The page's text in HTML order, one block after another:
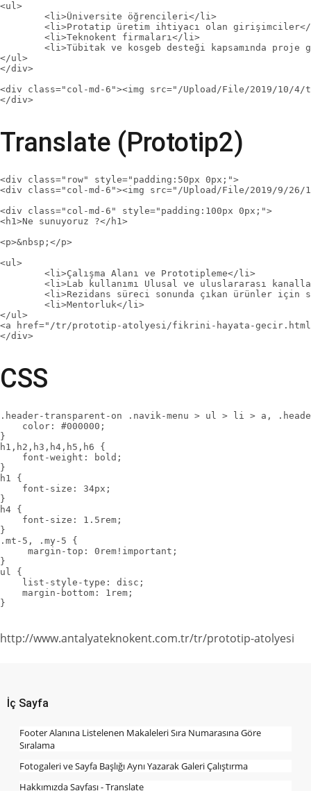
<ul>
</ul>
</div>
<div class="col-md-6"><img src="/Upload/File/2019/10/
Translate (Prototip2)
<div class="row" style="padding:50px 0px;">
<div class="col-md-6"><img src="/Upload/File/2019/9/26/
<div class="col-md-6" style="padding:100px 0px;">
<h1>Ne sunuyoruz ?</h1>
<p>&nbsp;</p>
<ul>
</ul>
<a href="/tr/prototip-atolyesi/fikrini-hayata-gecir.html"
</div>
CSS
.header-transparent-on .navik-menu > ul > li > a,
    color: #000000;
}
h1,h2,h3,h4,h5,h6 {
    font-weight: bold;
}
h1 {
    font-size: 34px;
}
h4 {
    font-size: 1.5rem;
}
.mt-5, .my-5 {
     margin-top: 0rem!important;
}
ul {
    list-style-type: disc;
    margin-bottom: 1rem;
}
http://www.antalyateknokent.com.tr/tr/prototip-atolyesi
İç Sayfa
Footer Alanına Listelenen Makaleleri Sıra Numarasına Göre
Sıralama
Fotogaleri ve Sayfa Başlığı Aynı Yazarak Galeri Çalıştırma
Hakkımızda Sayfası - Translate